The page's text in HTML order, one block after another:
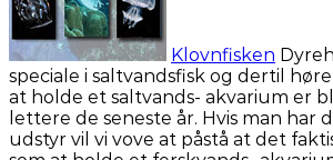
Klovnfisken
speciale i saltvandsfisk og dertil
at holde et saltvands- akvarium er
lettere de seneste år. Hvis man har
udstyr vil vi vove at påstå at det